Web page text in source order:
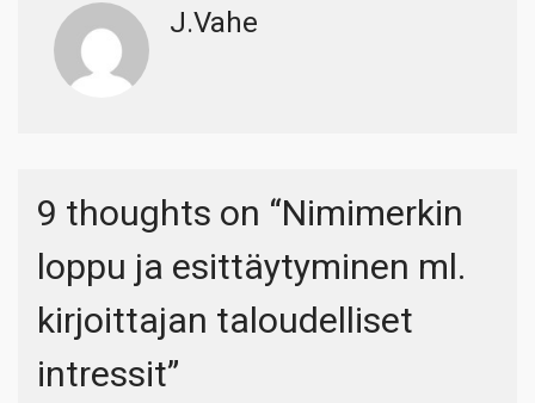
J.Vahe
9 thoughts on “Nimimerkin
loppu ja esittäytyminen ml.
kirjoittajan taloudelliset
intressit”